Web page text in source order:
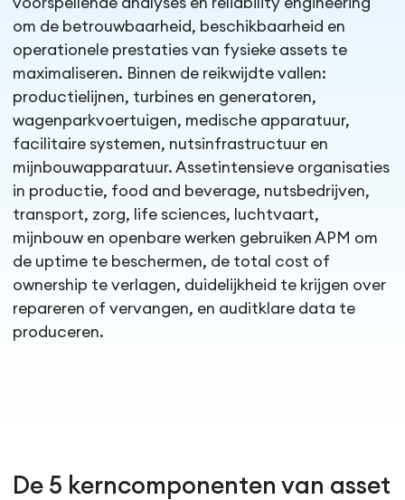
voorspellende analyses en reliability engineering
om de betrouwbaarheid, beschikbaarheid en
operationele prestaties van fysieke assets te
maximaliseren. Binnen de reikwijdte vallen:
productielijnen, turbines en generatoren,
wagenparkvoertuigen, medische apparatuur,
facilitaire systemen, nutsinfrastructuur en
mijnbouwapparatuur. Assetintensieve organisaties
in productie, food and beverage, nutsbedrijven,
transport, zorg, life sciences, luchtvaart,
mijnbouw en openbare werken gebruiken APM om
de uptime te beschermen, de total cost of
ownership te verlagen, duidelijkheid te krijgen over
repareren of vervangen, en auditklare data te
produceren.
De 5 kerncomponenten van asset